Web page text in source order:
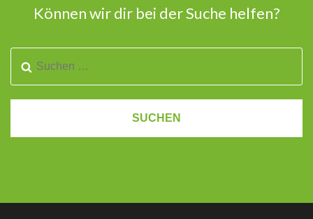
Können wir dir bei der Suche helfen?